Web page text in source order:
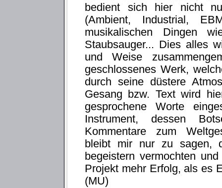
bedient sich hier nicht
(Ambient, Industrial,
musikalischen Dingen
Staubsauger... Dies alles
und Weise
geschlossenes Werk,
durch seine düstere
Gesang bzw. Text wird
gesprochene Worte
Instrument, dessen
Kommentare zum
bleibt mir nur zu sagen,
begeistern vermochten
Projekt mehr Erfolg, als es
(MU)